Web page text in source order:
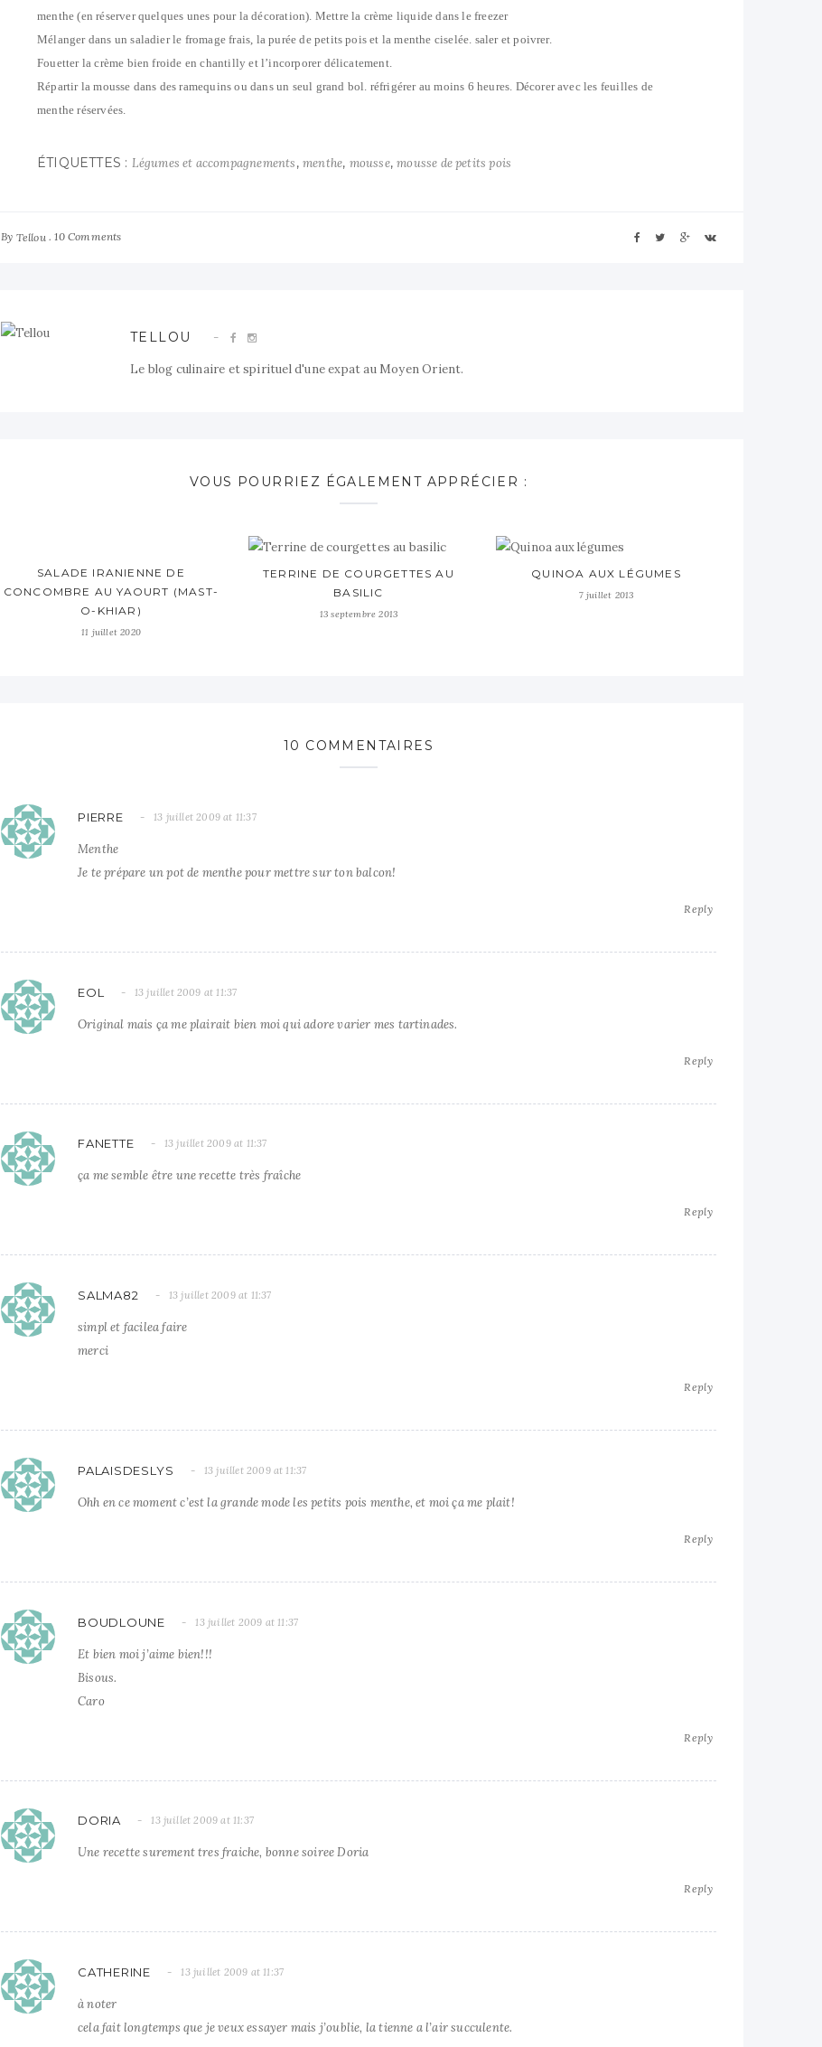
menthe (en réserver quelques unes pour la décoration). Mettre la crème liquide dans le freezer
Mélanger dans un saladier le fromage frais, la purée de petits pois et la menthe ciselée. saler et poivrer.
Fouetter la crème bien froide en chantilly et l’incorporer délicatement.
Répartir la mousse dans des ramequins ou dans un seul grand bol. réfrigérer au moins 6 heures. Décorer avec les feuilles de
menthe réservées.
ÉTIQUETTES : Légumes et accompagnements,menthe, mousse,mousse de petits pois
By Tellou 10 Comments
TELLOU
Le blog culinaire et spirituel d'une expat au Moyen Orient.
VOUS POURRIEZ ÉGALEMENT APPRÉCIER :
SALADE IRANIENNE DE
CONCOMBRE AU YAOURT (MAST-
O-KHIAR)
11 juillet 2020
TERRINE DE COURGETTES AU
BASILIC
13 septembre 2013
QUINOA AUX LÉGUMES
7 juillet 2013
10 COMMENTAIRES
PIERRE 13 juillet 2009 at 11:37
Menthe
Je te prépare un pot de menthe pour mettre sur ton balcon!
Reply
EOL 13 juillet 2009 at 11:37
Original mais ça me plairait bien moi qui adore varier mes tartinades.
Reply
FANETTE 13 juillet 2009 at 11:37
ça me semble être une recette très fraîche
Reply
SALMA82 13 juillet 2009 at 11:37
simpl et facilea faire
merci
Reply
PALAISDESLYS 13 juillet 2009 at 11:37
Ohh en ce moment c’est la grande mode les petits pois menthe, et moi ça me plait!
Reply
BOUDLOUNE 13 juillet 2009 at 11:37
Et bien moi j’aime bien!!!
Bisous.
Caro
Reply
DORIA 13 juillet 2009 at 11:37
Une recette surement tres fraiche, bonne soiree Doria
Reply
CATHERINE 13 juillet 2009 at 11:37
à noter
cela fait longtemps que je veux essayer mais j’oublie, la tienne a l’air succulente.